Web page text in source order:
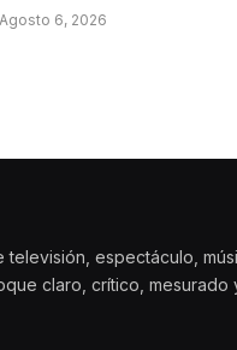
Agosto 6, 2026
espectáculo,
claro, crítico, mesurado